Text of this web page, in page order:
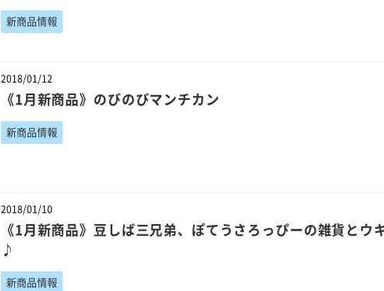
新商品情報
2018/01/12
《1月新商品》のびのびマンチカン
新商品情報
2018/01/10
《1月新商品》豆しば三兄弟、ぽてうさろっぴーの雑貨とウ
♪
新商品情報